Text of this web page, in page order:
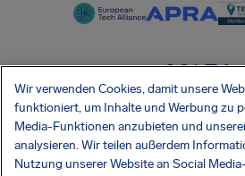
SocialFacebook
SocialTwitter
ERHALTEN SIE UNSERE
Wir verwenden Cookies, damit unsere
funktioniert, um Inhalte und Werbung zu
Media-Funktionen anzubieten und
analysieren. Wir teilen außerdem
Nutzung unserer Website an Social